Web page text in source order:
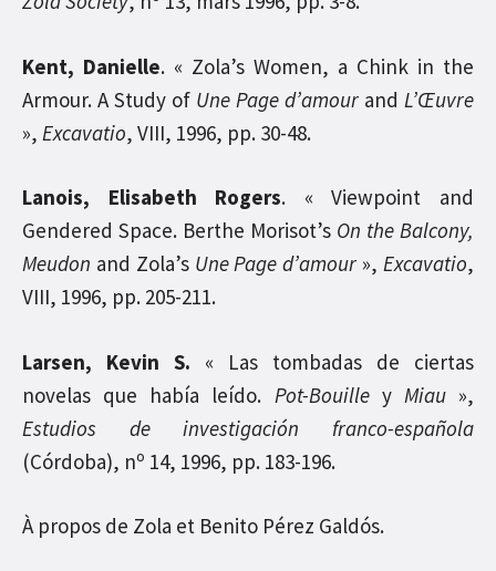
Kent, Danielle. « Zola’s Women, a Chink in the
Armour. A Study of Une Page d’amour and L’Œuvre
», Excavatio, VIII, 1996, pp. 30-48.
Lanois, Elisabeth Rogers. « Viewpoint and
Gendered Space. Berthe Morisot’s On the Balcony,
Meudon and Zola’s Une Page d’amour »,Excavatio,
VIII, 1996, pp. 205-211.
Larsen, Kevin S. « Las tombadas de ciertas
novelas que había leído. Pot-Bouilley Miau»,
Estudios de investigación franco-española
(Córdoba), no 14, 1996, pp. 183-196.
Àpropos de Zola et Benito Pérez Galdós.